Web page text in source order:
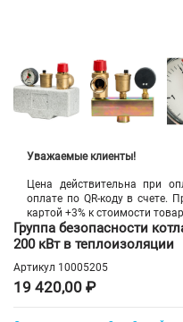
Уважаемые клиенты!
Цена действительна при
оплате по QR-коду в счете.
картой +3% к стоимости
Группа безопасности
200 кВт в теплоизоляции
Артикул 10005205
19 420,00 ₽